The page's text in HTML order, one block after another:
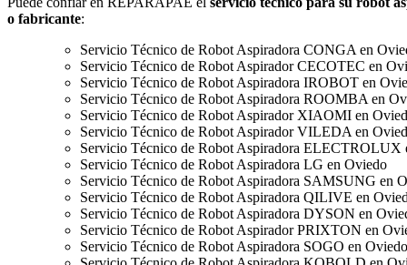
o fabricante:
Servicio Técnico de Robot Aspiradora CONGA en
Servicio Técnico de Robot Aspirador CECOTEC en
Servicio Técnico de Robot Aspiradora IROBOT en
Servicio Técnico de Robot Aspiradora ROOMBA en
Servicio Técnico de Robot Aspirador XIAOMI en
Servicio Técnico de Robot Aspirador VILEDA en
Servicio Técnico de Robot Aspiradora ELECTROLUX
Servicio Técnico de Robot Aspiradora LG en Oviedo
Servicio Técnico de Robot Aspiradora SAMSUNG en
Servicio Técnico de Robot Aspiradora QILIVE en
Servicio Técnico de Robot Aspiradora DYSON en
Servicio Técnico de Robot Aspirador PRIXTON en
Servicio Técnico de Robot Aspiradora SOGO en Oviedo